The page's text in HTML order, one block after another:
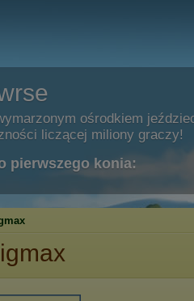
ośrodkiem
liczącej miliony graczy!
pierwszego konia: